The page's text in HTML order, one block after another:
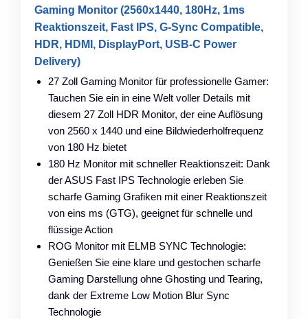
Gaming Monitor (2560x1440, 180Hz, 1ms
Reaktionszeit, Fast IPS, G-Sync Compatible,
HDR, HDMI, DisplayPort, USB-C Power
Delivery)
27 Zoll Gaming Monitor für professionelle Gamer:
Tauchen Sie ein in eine Welt voller Details mit
diesem 27 Zoll HDR Monitor, der eine Auflösung
von 2560 x 1440 und eine Bildwiederholfrequenz
von 180 Hz bietet
180 Hz Monitor mit schneller Reaktionszeit: Dank
der ASUS Fast IPS Technologie erleben Sie
scharfe Gaming Grafiken mit einer Reaktionszeit
von eins ms (GTG), geeignet für schnelle und
flüssige Action
ROG Monitor mit ELMB SYNC Technologie:
Genießen Sie eine klare und gestochen scharfe
Gaming Darstellung ohne Ghosting und Tearing,
dank der Extreme Low Motion Blur Sync
Technologie